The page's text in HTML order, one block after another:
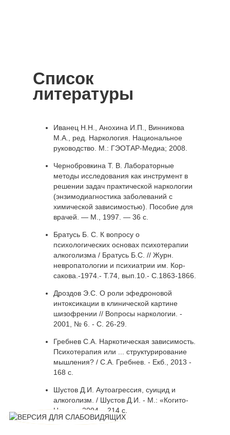
Список
литературы
Иванец Н.Н., Анохина И.П., Винникова
М.А., ред. Наркология. Национальное
руководство. М.: ГЭОТАР-Медиа; 2008.
Чернобровкина Т. В. Лабораторные
методы исследования как инструмент в
решении задач практической наркологии
(энзимодиагностика заболеваний с
химической зависимостью). Пособие для
врачей. — М., 1997. — 36 с.
Братусь Б. С. К вопросу о
психологических основах психотерапии
алкоголизма / Братусь Б.С. // Журн.
невропатологии и психиатрии им. Кор-
сакова.-1974.- Т.74, вып.10.- С.1863-1866.
Дроздов Э.С. О роли эфедроновой
интоксикации в клинической картине
шизофрении // Вопросы наркологии. -
2001, № 6. - С. 26-29.
Гребнев С.А. Наркотическая зависимость.
Психотерапия или ... структурирование
мышления? / С.А. Гребнев. - Екб., 2013 -
168 с.
Шустов Д.И. Аутоагрессия, суицид и
алкоголизм. / Шустов Д.И. - М.: «Когито-
Центр», 2004. - 214 с.